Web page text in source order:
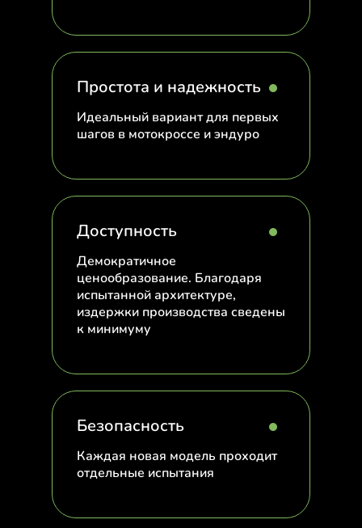
Простота и надежность
Идеальный вариант для первых
шагов в мотокроссе и эндуро
Доступность
Демократичное
ценообразование. Благодаря
испытанной архитектуре,
издержки производства сведены
к минимуму
Безопасность
Каждая новая модель проходит
отдельные испытания